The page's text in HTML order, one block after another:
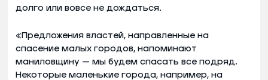
долго или вовсе не дождаться.
«Предложения властей, направленные на
спасение малых городов, напоминают
маниловщину — мы будем спасать все подряд.
Некоторые маленькие города, например, на